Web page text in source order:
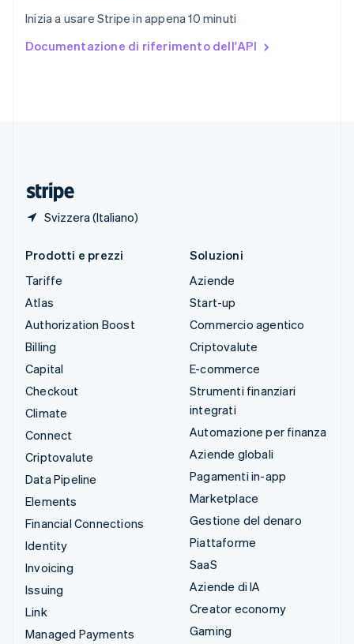
Inizia a usare Stripe in appena 10 minuti
Documentazione di riferimento dell'API
Svizzera (Italiano)
EspañolEnglish
English Español 简体中文
Prodotti e prezzi
Tariffe
Atlas
Authorization Boost
Billing
Capital
Checkout
Climate
Connect
Criptovalute
Data Pipeline
Elements
Financial Connections
Identity
Invoicing
Issuing
Link
Managed Payments
Soluzioni
Aziende
Start-up
Commercio agentico
Criptovalute
E-commerce
Strumenti finanziari
integrati
Automazione per finanza
Aziende globali
Pagamenti in-app
Marketplace
Gestione del denaro
Piattaforme
SaaS
Aziende di IA
Creator economy
Gaming